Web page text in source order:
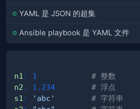
YAML 是 JSON 的超集
Ansible playbook 是 YAML 文件
n1 : 1
# 整数
n2 : 1.234
# 浮点
s1 : 'abc'
# 字符串